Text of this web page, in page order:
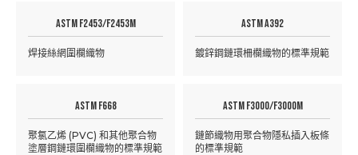
ASTM F2453/F2453M
焊接絲網圍欄織物
ASTM A392
鍍鋅鋼鏈環柵欄織物的標準規範
ASTM F668
聚氯乙烯 (PVC) 和其他聚合物
塗層鋼鏈環圍欄織物的標準規範
ASTM F3000/F3000M
鏈節織物用聚合物隱私插入板條
的標準規範